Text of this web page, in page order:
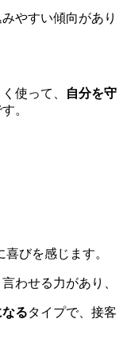
やすい傾向があり
使って、
自分を守
。
びを感じます。
わせる力があり、
るタイプで、接客